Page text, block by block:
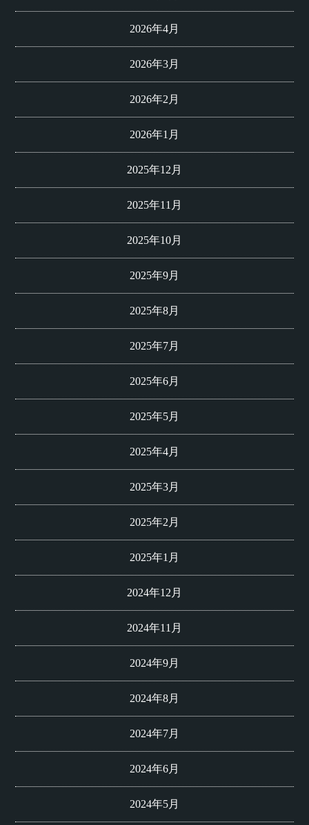
2026年4月
2026年3月
2026年2月
2026年1月
2025年12月
2025年11月
2025年10月
2025年9月
2025年8月
2025年7月
2025年6月
2025年5月
2025年4月
2025年3月
2025年2月
2025年1月
2024年12月
2024年11月
2024年9月
2024年8月
2024年7月
2024年6月
2024年5月